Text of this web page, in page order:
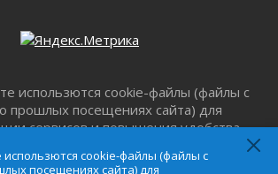
будущего — к заветной цели
страже
жизни
использются cookie-файлы (файлы с
прошлых посещениях сайта) для
сервисов и повышения удобства
подтверждаете свое согласие на
cookie-файлы (файлы с
посещениях сайта) для